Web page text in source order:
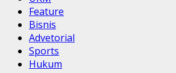
Feature
Bisnis
Advetorial
Sports
Hukum